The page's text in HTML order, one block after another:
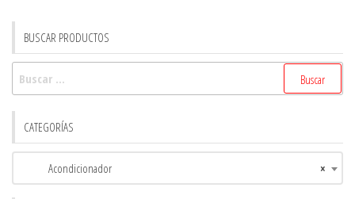
BUSCAR PRODUCTOS
CATEGORÍAS
×
Acondicionador